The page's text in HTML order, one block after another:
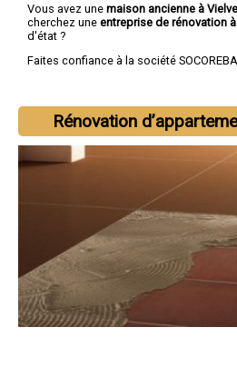
Vous avez une maison ancienne à
cherchez une entreprise de rénovation
d'état ?
Faites confiance à la société
Rénovation